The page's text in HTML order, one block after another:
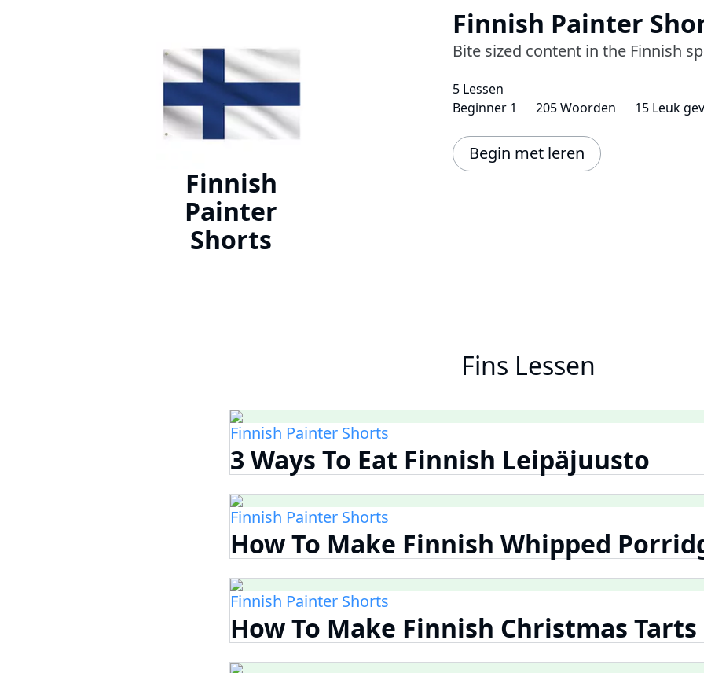
Finnish
Painter
Shorts
Finnish Painter
Bite sized content in the Finnish
5 Lessen
Beginner 1
205 Woorden 15 Leuk
Begin met leren
Fins Lessen
Finnish Painter Shorts
3 Ways To Eat Finnish Leipäjuusto
Finnish Painter Shorts
How To Make Finnish Whipped
Finnish Painter Shorts
How To Make Finnish Christmas Tarts